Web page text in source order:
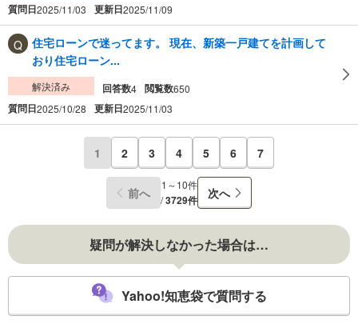
質問日2025/11/03 更新日2025/11/09
住宅ローンで迷ってます。 現在、新築一戸建てを計画して
おり住宅ローン...
解決済み 回答数4 閲覧数650
質問日2025/10/28 更新日2025/11/03
1 2 3 4 5 6 7
前へ
1～10件
/3729件 次へ
疑問が解決しなかった場合は…
Yahoo!知恵袋で質問する